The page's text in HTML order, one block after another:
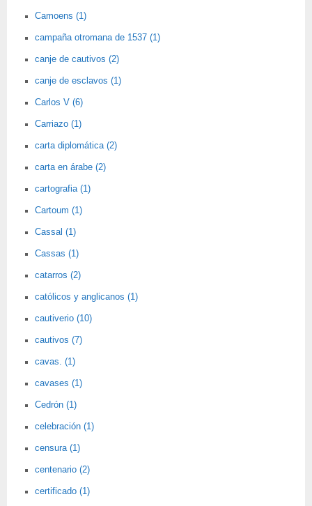
Camoens (1)
campaña otromana de 1537 (1)
canje de cautivos (2)
canje de esclavos (1)
Carlos V (6)
Carriazo (1)
carta diplomática (2)
carta en árabe (2)
cartografia (1)
Cartoum (1)
Cassal (1)
Cassas (1)
catarros (2)
católicos y anglicanos (1)
cautiverio (10)
cautivos (7)
cavas. (1)
cavases (1)
Cedrón (1)
celebración (1)
censura (1)
centenario (2)
certificado (1)